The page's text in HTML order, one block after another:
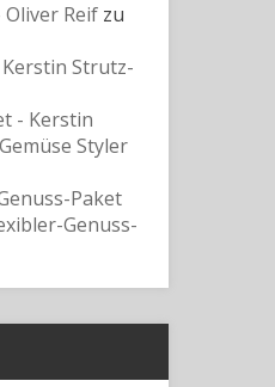
Reifzu
Strutz-
- Kerstin
Styler
Paket
Genuss-